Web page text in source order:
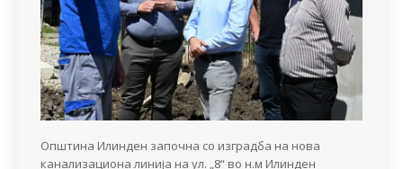
Општина Илинден започна со изградба на нова
канализациона линија на ул. „8“ во н.м Илинден